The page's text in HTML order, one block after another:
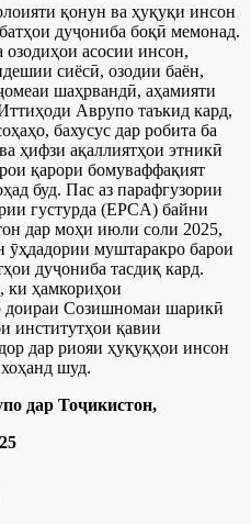
қонун ва ҳуқуқи инсон
дуҷониба боқӣ мемонад.
асосии инсон,
сиёсӣ, озодии баён,
шаҳрвандӣ, аҳамияти
Аврупо таъкид кард,
бахусус дар робита ба
ҳифзи ақаллиятҳои этникӣ
қарори бомуваффақият
буд. Пас аз парафгузории
густурда (EPCA) байни
дар моҳи июли соли 2025,
муштаракро барои
дуҷониба тасдиқ кард.
ки ҳамкориҳои
доираи Созишномаи шарикӣ
институтҳои қавии
дар риояи ҳуқуқҳои инсон
шуд.
дар Тоҷикистон,